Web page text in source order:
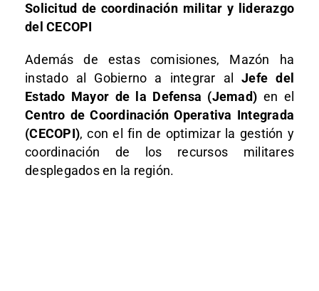
Solicitud de coordinación militar y liderazgo
del CECOPI
Además de estas comisiones, Mazón ha
instado al Gobierno a integrar alJefe del
Estado Mayor de la Defensa (Jemad) en el
Centro de Coordinación Operativa Integrada
(CECOPI), con el fin de optimizar la gestión y
coordinación de los recursos militares
desplegados en la región.